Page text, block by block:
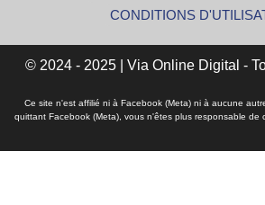
CONDITIONS
© 2024 - 2025 | Via Online Digital -
Ce site n'est affilié ni à Facebook (Meta) ni à aucune
quittant Facebook (Meta), vous n'êtes plus responsable de